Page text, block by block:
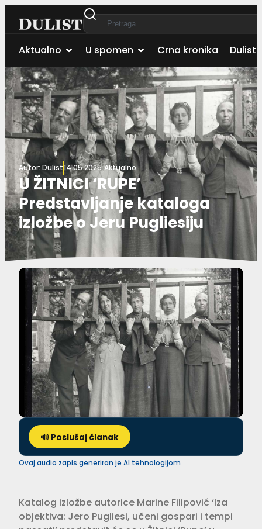
Aktualno U spomen Crna kronika Dulist
Autor: Dulist14.05.2025.Aktualno
U ŽITNICI ‘RUPE’
Predstavljanje kataloga
izložbe o Jeru Pugliesiju
🔊 Poslušaj članak
Ovaj audio zapis generiran je AI tehnologijom
Katalog izložbe autorice Marine Filipović ‘Iza
objektiva: Jero Pugliesi, učeni gospari i tempi